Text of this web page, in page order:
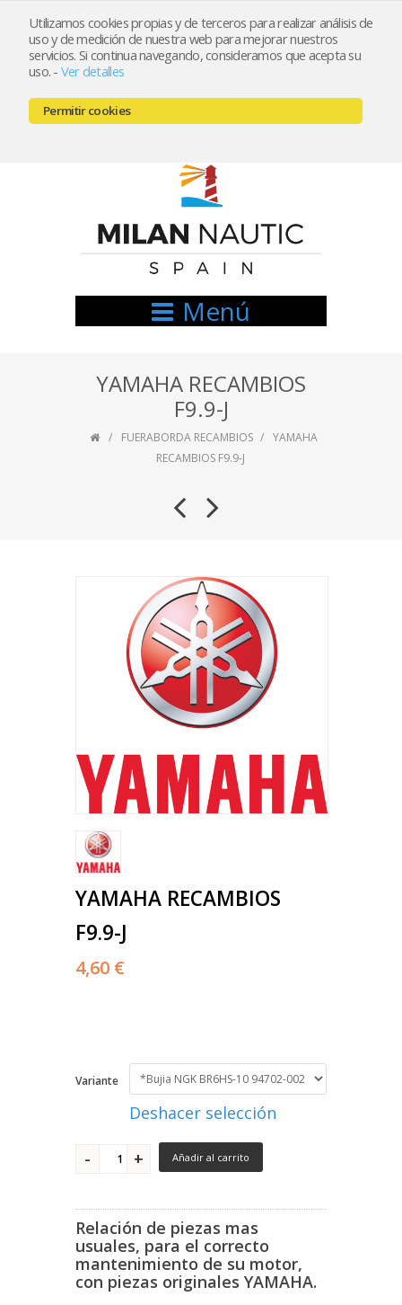
Utilizamos cookies propias y de terceros para realizar análisis de
uso y de medición de nuestra web para mejorar nuestros
servicios. Si continua navegando, consideramos que acepta su
uso. - Ver detalles
Permitir cookies
Registrarse Mi cuenta
666521122 // 654999333
Menú
YAMAHA RECAMBIOS
F9.9-J
FUERABORDA RECAMBIOS
YAMAHA
RECAMBIOS F9.9-J
YAMAHA RECAMBIOS
F9.9-J
4,60 €
Variante
Deshacer selección
Añadir al carrito
Relación de piezas mas
usuales, para el correcto
mantenimiento de su motor,
con piezas originales YAMAHA.